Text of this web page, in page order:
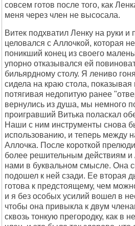
совсем готов после того, как
меня через член не высосала.
Витек подхватил Ленку на руки и
целовался с Аллочкой, которая
поникший конец из своего
упорно отказывался ей
бильярдному столу. Я лениво
сидела на краю стола, показывая
потягивая недопитую ранее
вернулись из душа, мы немного
проигравший Витька поласкал
Hаши с ним инструменты снова
использованию, и теперь между
Аллочка. После короткой
более решительным действиям и
нами в буквальном смысле. Она
подошел к ней сзади. Ее вторая
готова к предстоящему, чем
и я без особых усилий вошел в
чтобы она привыкла к двум
сквозь тонкую прегородку, как в